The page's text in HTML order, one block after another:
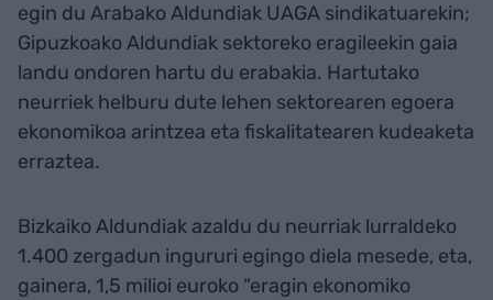
egin du Arabako Aldundiak UAGA sindikatuarekin;
Gipuzkoako Aldundiak sektoreko eragileekin gaia
landu ondoren hartu du erabakia. Hartutako
neurriek helburu dute lehen sektorearen egoera
ekonomikoa arintzea eta fiskalitatearen kudeaketa
erraztea.
Bizkaiko Aldundiak azaldu du neurriak lurraldeko
1.400 zergadun ingururi egingo diela mesede, eta,
gainera, 1,5 milioi euroko “eragin ekonomiko